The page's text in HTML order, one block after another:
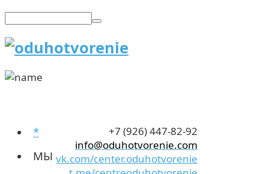
+7 (926) 447-82-92
info@oduhotvorenie.com
vk.com/center.oduhotvorenie
*
МЫ